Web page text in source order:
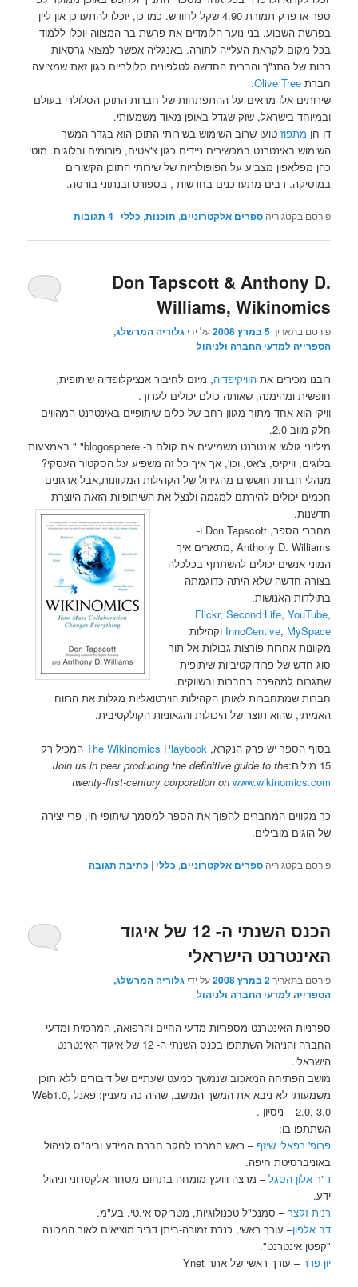
ספר או פרק תמורת 4.90 שקל לחודש. כמו כן, יוכלו להתעדכן און ליין
בפרשת השבוע. בני נוער הלומדים את פרשת בר המצווה יוכלו ללמוד
בכל מקום לקראת העלייה לתורה. באנגליה אפשר למצוא גרסאות
רבות של התנ"ך והברית החדשה לטלפונים סלולריים כגון זאת שמציעה
חברתOlive Tree
.
שירותים אלו מראים על ההתפתחות של חברות התוכן הסלולרי בעולם
ובמיוחד בישראל, שוק שגדל באופן מאוד משמעותי.
דן חן מתפוז טוען שרוב השימוש בשירותי התוכן הוא בגדר המשך
השימוש באינטרנט במכשירים ניידים כגון צ'אטים, פורומים ובלוגים. מוטי
כהן מפלאפון מצביע על הפופולריות של שירותי התוכן הקשורים
במוסיקה. רבים מתעדכנים בחדשות , בספורט ובנתוני בורסה.
פורסם בקטגוריה ספרים אלקטרוניים, תוכנות, כללי |
4 תגובות
Don Tapscott & Anthony D.
Williams, Wikinomics
פורסם בתאריך5 במרץ 2008 על ידיגלוריה המרשלג,
הספרייה למדעי החברה ולניהול
רובנו מכירים אתהוויקיפדיה, מיזם לחיבור אנציקלופדיה שיתופית,
חופשית ומהימנה, שאותה כולם יכולים לערוך.
וויקי הוא אחד מתוך מגוון רחב של כלים שיתופיים באינטרנט המהווים
חלק מווב 2.0.
מיליוני גולשי אינטרנט משמיעים את קולם ב- blogosphere" " באמצעות
בלוגים, וויקיס, צ'אט, וכו', אך איך כל זה משפיע על הסקטור העסקי?
מנהלי חברות חוששים מהגידול של הקהילות המקוונות,אבל ארגונים
חכמים יכולים להירתם למגמה ולנצל את השיתופיות הזאת היוצרת
חדשנות.
מחברי הספר, Don Tapscott ו-
Anthony D. Williams ,מתארים איך
המוני אנשים יכולים להשתתף בכלכלה
בצורה חדשה שלא היתה כדוגמתה
בתולדות האנושות.
Flickr, Second Life, YouTube,
InnoCentive, MySpace
וקהילות
מקוונות אחרות פורצות גבולות אל תוך
סוג חדש של פרודוקטיביות שיתופית
שתגרום למהפכה בחברות ובשווקים.
חברות שמתחברות לאותן הקהילות הוירטואליות מגלות את הרווח
האמיתי, שהוא תוצר של היכולות והגאוניות הקולקטיבית.
בסוף הספר יש פרק הנקרא, The Wikinomics Playbook המכיל רק
15 מילים:
Join us in peer producing the definitive guide to the
twenty-first-century corporation on www.wikinomics.com
כך מקווים המחברים להפוך את הספר למסמך שיתופי חי, פרי יצירה
של הוגים מובילים.
פורסם בקטגוריה ספרים אלקטרוניים, כללי | כתיבת תגובה
הכנס השנתי ה- 12 של איגוד
האינטרנט הישראלי
פורסם בתאריך2 במרץ 2008 על ידיגלוריה המרשלג,
הספרייה למדעי החברה ולניהול
ספרניות האינטרנט מספריות מדעי החיים והרפואה, המרכזית ומדעי
החברה והניהול השתתפו בכנס השנתי ה- 12 של איגוד האינטרנט
הישראלי.
מושב הפתיחה המאכזב שנמשך כמעט שעתיים של דיבורים ללא תוכן
משמעותי לא ניבא את המשך המושב, שהיה כה מעניין: פאנל Web1.0,
2.0, 3.0 – ניסיון .
השתתפו בו:
פרופ' רפאלי שיזף– ראש המרכז לחקר חברת המידע וביה"ס לניהול
באוניברסיטת חיפה.
ד"ר אלון הסגל– מרצה ויועץ מומחה בתחום מסחר אלקטרוני וניהול
ידע.
רנית זקצר– סמנכ"ל טכנולוגיות, מטריקס אי.טי. בע"מ.
דב אלפון– עורך ראשי, כנרת זמורה-ביתן דביר מוציאים לאור המכונה
"קפטן אינטרנט".
יון פדר– עורך ראשי של אתר Ynet